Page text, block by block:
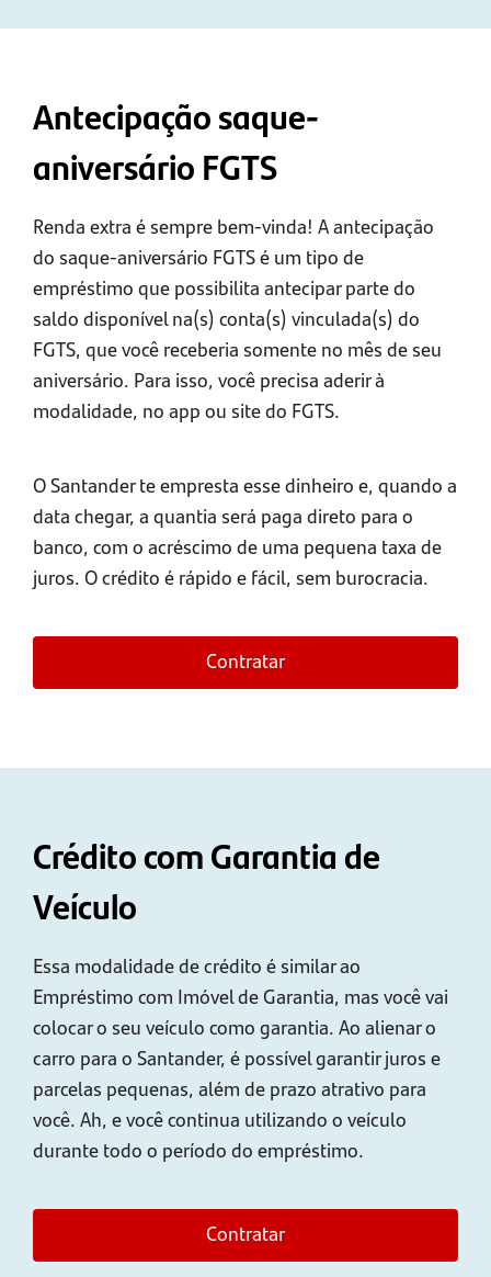
Antecipação saque-
aniversário FGTS
Renda extra é sempre bem-vinda! A antecipação
do saque-aniversário FGTS é um tipo de
empréstimo que possibilita antecipar parte do
saldo disponível na(s) conta(s) vinculada(s) do
FGTS, que você receberia somente no mês de seu
aniversário. Para isso, você precisa aderir à
modalidade, no app ou site do FGTS.
O Santander te empresta esse dinheiro e, quando a
data chegar, a quantia será paga direto para o
banco, com o acréscimo de uma pequena taxa de
juros. O crédito é rápido e fácil, sem burocracia.
Contratar
Crédito com Garantia de
Veículo
Essa modalidade de crédito é similar ao
Empréstimo com Imóvel de Garantia, mas você vai
colocar o seu veículo como garantia. Ao alienar o
carro para o Santander, é possível garantir juros e
parcelas pequenas, além de prazo atrativo para
você. Ah, e você continua utilizando o veículo
durante todo o período do empréstimo.
Contratar